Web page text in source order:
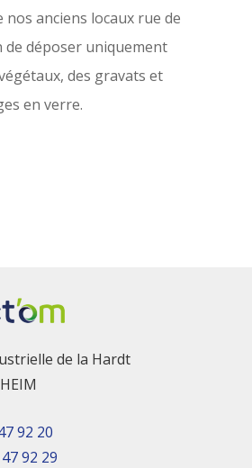
nos anciens locaux rue de
de déposer uniquement
des gravats et
en verre.
de la Hardt
92 20
92 29